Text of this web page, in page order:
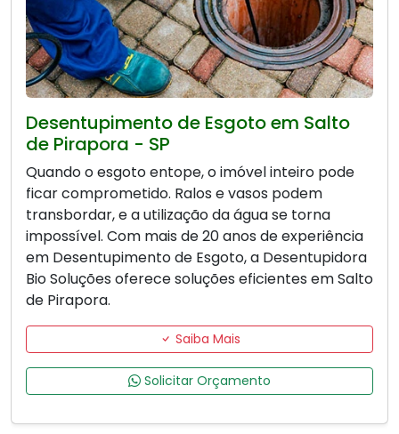
Desentupimento de Esgoto em Salto
de Pirapora - SP
Quando o esgoto entope, o imóvel inteiro pode
ficar comprometido. Ralos e vasos podem
transbordar, e a utilização da água se torna
impossível. Com mais de 20 anos de experiência
em Desentupimento de Esgoto, a Desentupidora
Bio Soluções oferece soluções eficientes em Salto
de Pirapora.
Saiba Mais
Solicitar Orçamento